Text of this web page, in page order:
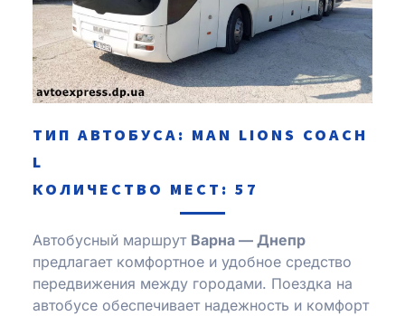
ТИП АВТОБУСА: MAN LIONS COACH
L
КОЛИЧЕСТВО МЕСТ: 57
Автобусный маршрут Варна — Днепр
предлагает комфортное и удобное средство
передвижения между городами. Поездка на
автобусе обеспечивает надежность и комфорт